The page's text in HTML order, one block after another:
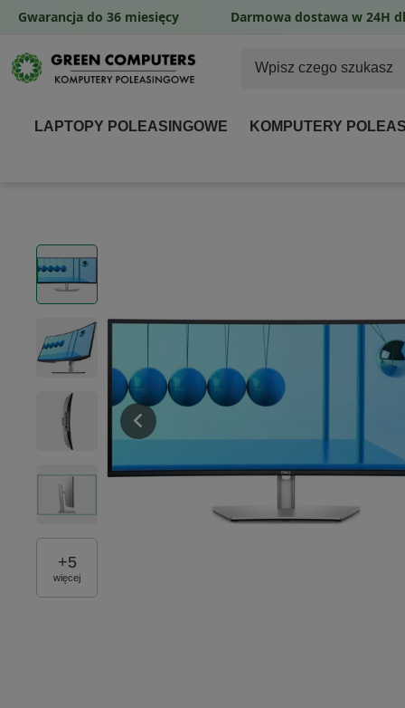
LAPTOPY POLEASINGOWE KOMPUTERY
+5
więcej
Gwarancja do 36 miesięcy Darmowa dostawa w 24H